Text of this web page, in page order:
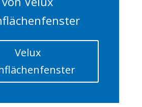
Velux